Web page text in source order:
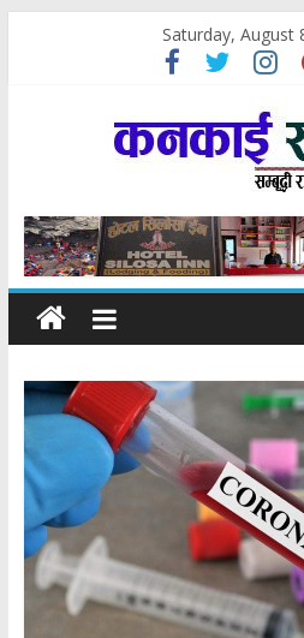
Saturday, August
कनकाई
सञ्चार
सम्बृद्धी
र
विकासकोलागी
सञ्चार